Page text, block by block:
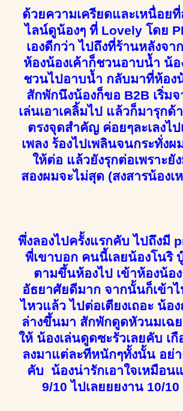
ด้วยความเครียดและเหนื่อย
ไลน์ดูน้องๆ ที่ Lovely โดย
เองดีกว่า ไปถึงที่ร้านหลังจ
ห้องน้องเค้าก็ชวนอาบน้ำ น้
ชวนไปอาบน้ำ กลับมาที่ห้อง
สักพักนึงน้องก็ขอ B2B เริ่ม
เล่นเอาเคลิ้มไป แล้วก็มารุก
ตรงจุดสำคัญ ค่อยๆละเลงไ
เพลง ร้องไปเพลินจนกระทั่ง
ให้ต่อ แล้วยังรุกต่อเพราะยั
สองผมจะไม่สุด (สงสารน้อง
พึ่งลองไปครั้งแรกคับ ไปถึง
พี่เขาบอก คนนี้เลยน้องโนริ
ตามขึ้นห้องไป เข้าห้องน้อ
อัธยาศัยดีมาก จากนั้นก็เข้าไ
ไหวแล้ว ไปต่อเตียงเถอะ น้
ล่างขึ้นมา สักพักดูดหัวนมเฉย
ให้ น้องเล่นดูดซะรัวเลยคับ เ
ลงมาแต่ละทีหนักๆทั้งนั้น อย่
คับ น้องน่ารักเอาใจเหมือ
9/10 ไปเลยยยงาน 10/